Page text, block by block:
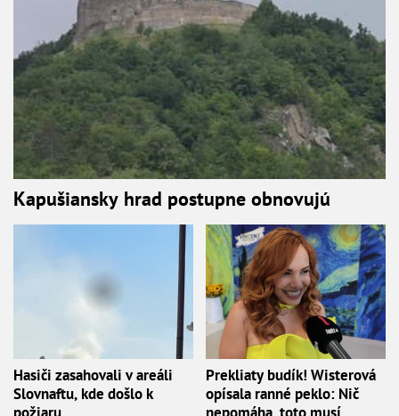
Kapušiansky hrad postupne obnovujú
Hasiči zasahovali v areáli
Slovnaftu, kde došlo k
Prekliaty budík! Wisterová
opísala ranné peklo: Nič